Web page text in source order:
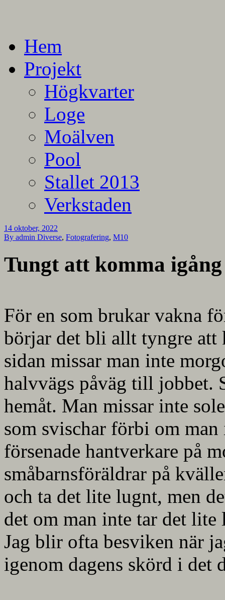
Hem
Projekt
Högkvarter
Loge
Moälven
Pool
Stallet 2013
Verkstaden
14 oktober, 2022
By admin Diverse, Fotografering, M10
Tungt att komma igång
För en som brukar vakna
börjar det bli allt tyngre att
sidan missar man inte
halvvägs påväg till jobbet.
hemåt. Man missar inte
som svischar förbi om
försenade hantverkare på
småbarnsföräldrar på
och ta det lite lugnt, men
det om man inte tar det
Jag blir ofta besviken när
igenom dagens skörd i det